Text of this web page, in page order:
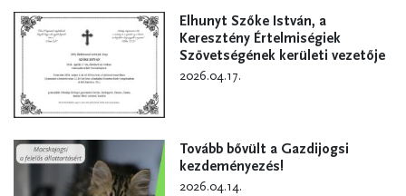
Elhunyt Szőke István, a
Keresztény Értelmiségiek
Szövetségének kerületi vezetője
2026.04.17.
Tovább bővült a Gazdijogsi
kezdeményezés!
2026.04.14.